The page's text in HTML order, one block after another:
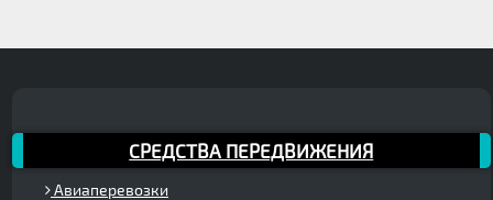
СРЕДСТВА ПЕРЕДВИЖЕНИЯ
Авиаперевозки